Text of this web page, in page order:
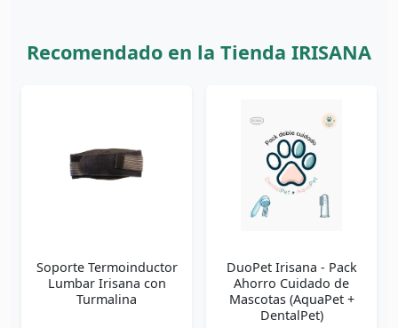
Recomendado en la Tienda IRISANA
Soporte Termoinductor
Lumbar Irisana con
Turmalina
DuoPet Irisana - Pack
Ahorro Cuidado de
Mascotas (AquaPet +
DentalPet)